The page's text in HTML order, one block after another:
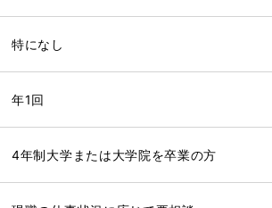
特になし
年1回
4年制大学または大学院を卒業の方